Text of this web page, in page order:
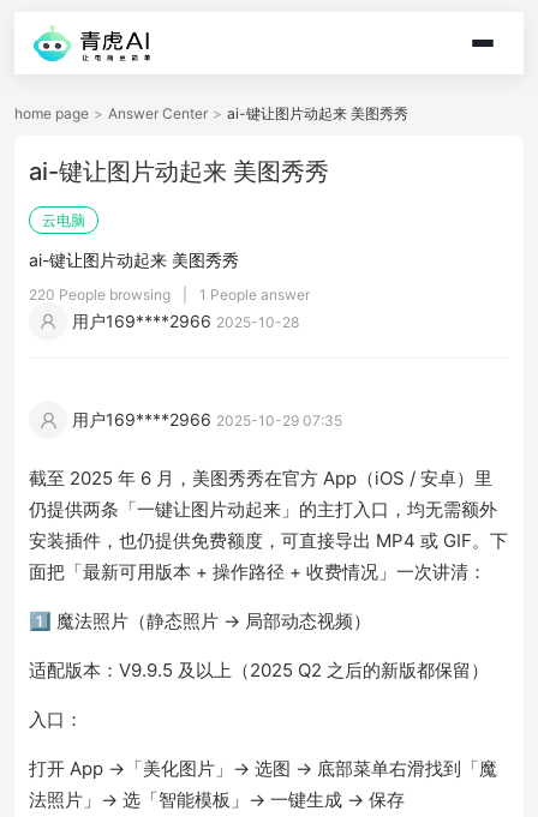
home page > Answer Center > ai-键让图片动起来 美图秀秀
ai-键让图片动起来 美图秀秀
云电脑
ai-键让图片动起来 美图秀秀
220 People browsing 1 People answer
用户169****2966 2025-10-28
用户169****2966 2025-10-29 07:35
截至 2025 年 6 月，美图秀秀在官方 App（iOS / 安卓）里
仍提供两条「一键让图片动起来」的主打入口，均无需额外
安装插件，也仍提供免费额度，可直接导出 MP4 或 GIF。下
面把「最新可用版本 + 操作路径 + 收费情况」一次讲清：
1️⃣ 魔法照片（静态照片 → 局部动态视频）
适配版本：V9.9.5 及以上（2025 Q2 之后的新版都保留）
入口：
打开 App →「美化图片」→ 选图 → 底部菜单右滑找到「魔
法照片」→ 选「智能模板」→ 一键生成 → 保存